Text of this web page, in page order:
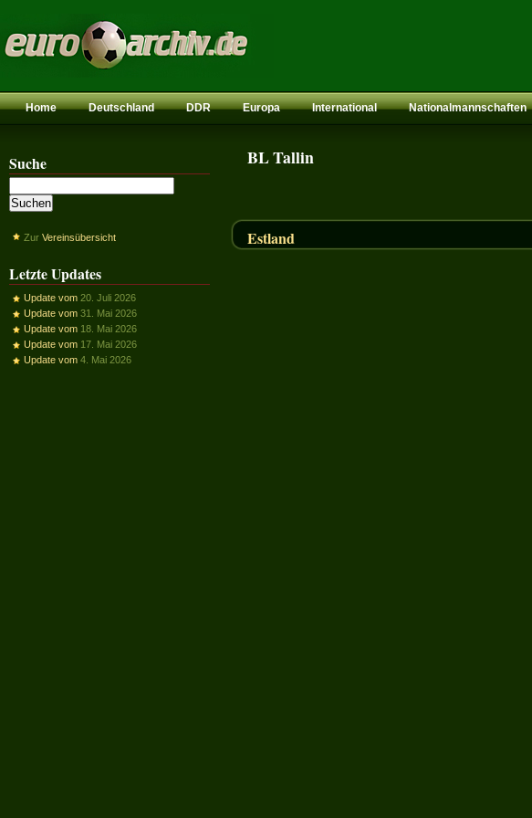
Home Deutschland DDR Europa International Nationalmannschaften
Suche
Zur Vereinsübersicht
Letzte Updates
Update vom 20. Juli 2026
Update vom 31. Mai 2026
Update vom 18. Mai 2026
Update vom 17. Mai 2026
Update vom 4. Mai 2026
BL Tallin
Estland